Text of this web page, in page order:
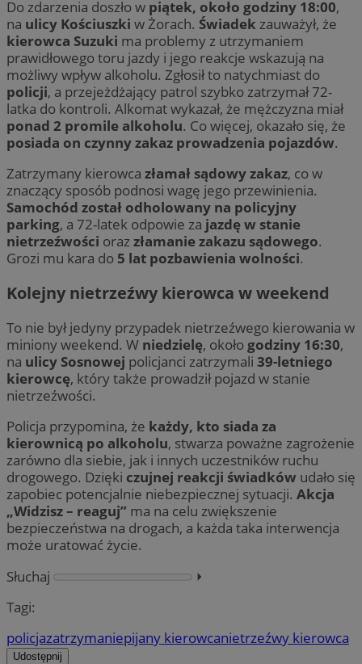
Do zdarzenia doszło w piątek, około godziny 18:00,
na ulicy Kościuszki w Żorach. Świadek zauważył, że
kierowca Suzuki ma problemy z utrzymaniem
prawidłowego toru jazdy i jego reakcje wskazują na
możliwy wpływ alkoholu. Zgłosił to natychmiast do
policji, a przejeżdżający patrol szybko zatrzymał 72-
latka do kontroli. Alkomat wykazał, że mężczyzna miał
ponad 2 promile alkoholu. Co więcej, okazało się, że
posiada on czynny zakaz prowadzenia pojazdów.
Zatrzymany kierowca złamał sądowy zakaz, co w
znaczący sposób podnosi wagę jego przewinienia.
Samochód został odholowany na policyjny
parking, a 72-latek odpowie za jazdę w stanie
nietrzeźwości orazzłamanie zakazu sądowego.
Grozi mu kara do 5 lat pozbawienia wolności.
Kolejny nietrzeźwy kierowca w weekend
To nie był jedyny przypadek nietrzeźwego kierowania w
miniony weekend. W niedzielę, około godziny 16:30,
na ulicy Sosnowej policjanci zatrzymali 39-letniego
kierowcę, który także prowadził pojazd w stanie
nietrzeźwości.
Policja przypomina, że każdy, kto siada za
kierownicą po alkoholu, stwarza poważne zagrożenie
zarówno dla siebie, jak i innych uczestników ruchu
drogowego. Dzięki czujnej reakcji świadków udało się
zapobiec potencjalnie niebezpiecznej sytuacji. Akcja
„Widzisz – reaguj” ma na celu zwiększenie
bezpieczeństwa na drogach, a każda taka interwencja
może uratować życie.
Słuchaj
⏵︎
Tagi:
policjazatrzymaniepijany kierowcanietrzeźwy kierowca
Udostępnij